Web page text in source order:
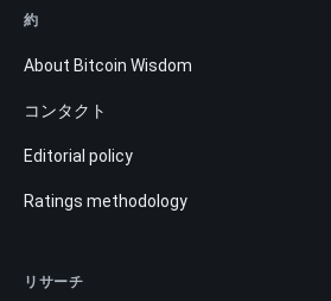
約
About Bitcoin Wisdom
コンタクト
Editorial policy
Ratings methodology
リサーチ